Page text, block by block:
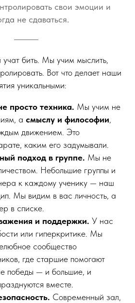
свои эмоции и
не сдаваться.
бить. Мы учим мыслить,
Вот что делает наши
уникальными:
просто техника. Мы учим не
а смыслу и философии,
движением. Это
каким его задумывали.
подход в группе. Мы не
Небольшие группы и
к каждому ученику — наш
Мы видим в вас личность, а
в списке.
и поддержки. У нас
или гиперкритике. Мы
сообщество
где старшие помогают
победы — и большие, и
вместе.
Современный зал,